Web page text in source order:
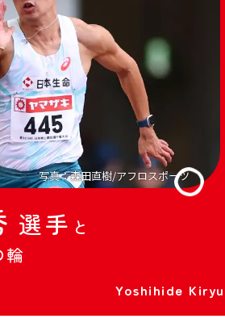
げる
体と創る
卓球
早田 ひな
柔道
出口 クリスタ
「支え合い」の輪
たちのありたい姿
の提供価値
選手 と
輪
Yoshihide Kiryu
写真：森田直樹/アフロスポーツ